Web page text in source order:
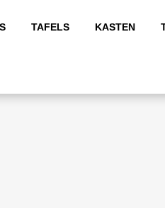
TAFELS KASTEN